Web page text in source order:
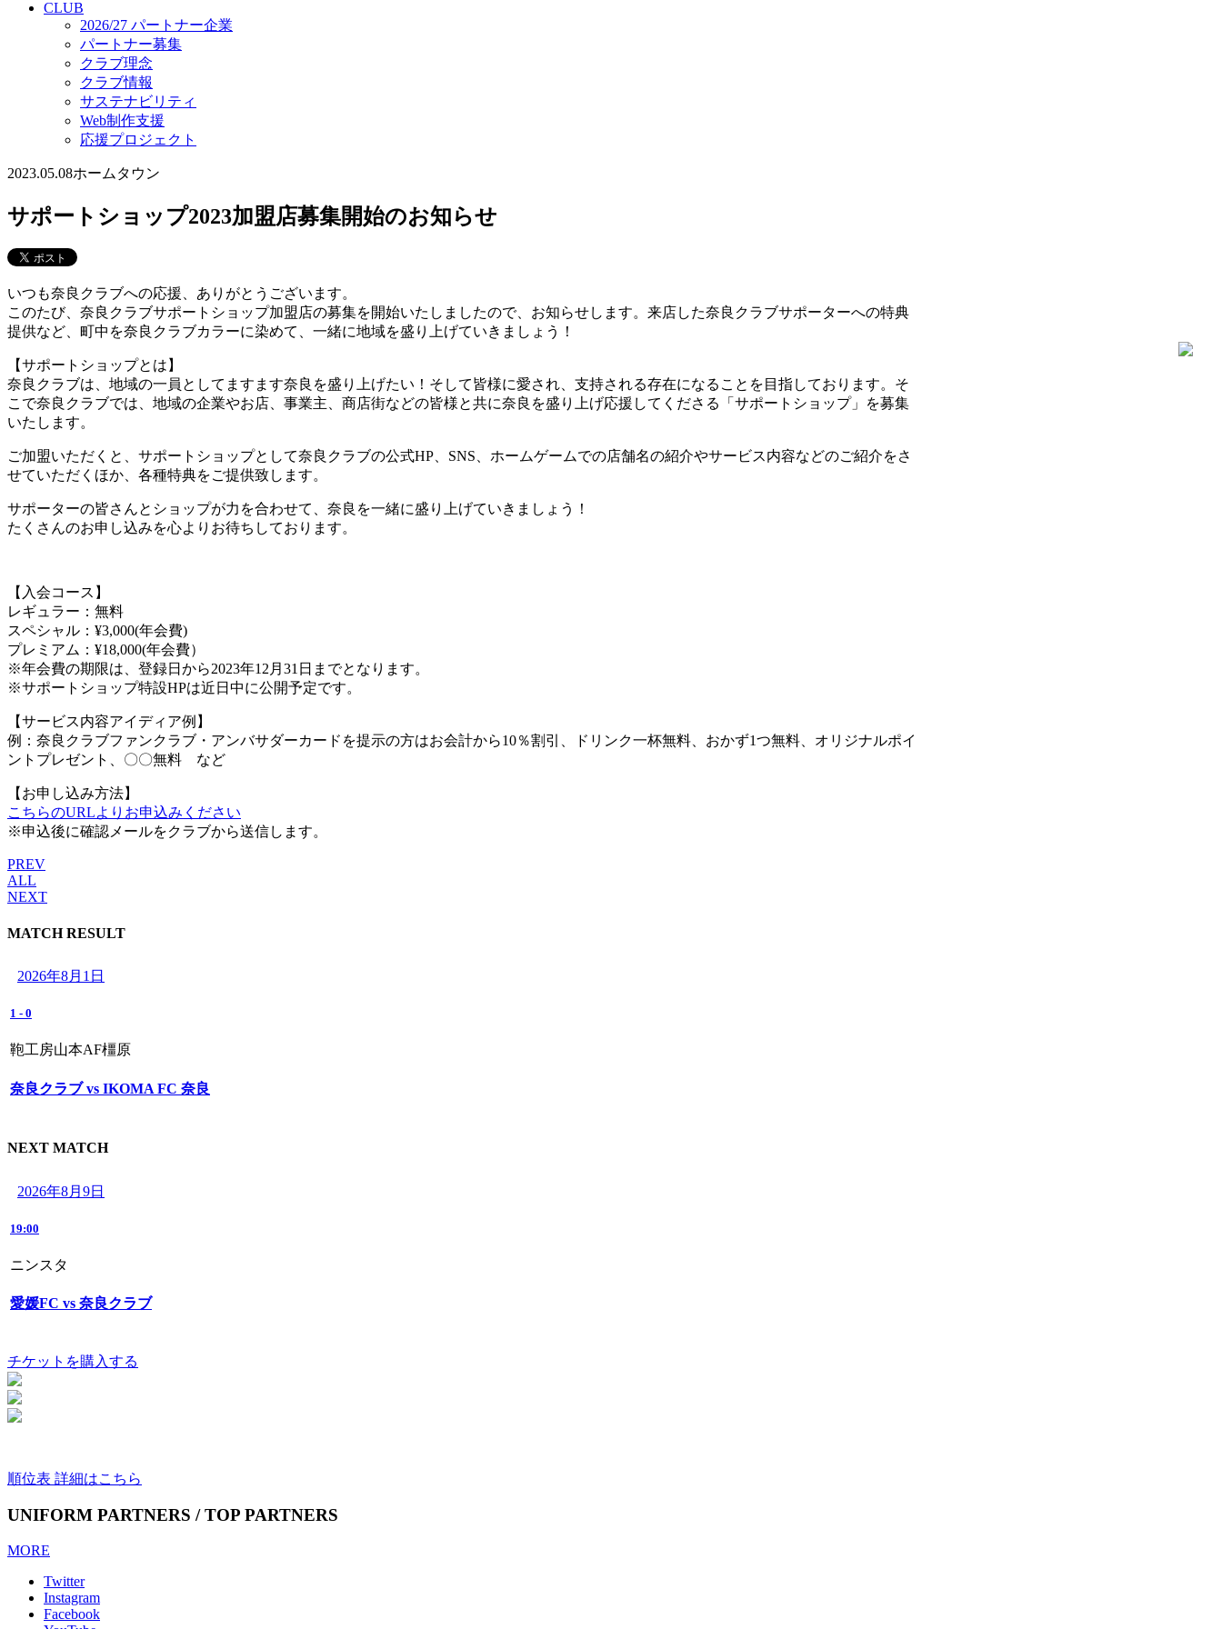
CLUB
2026/27 パートナー企業
パートナー募集
クラブ理念
クラブ情報
サステナビリティ
Web制作支援
応援プロジェクト
2023.05.08ホームタウン
サポートショップ2023加盟店募集開始のお知らせ
いつも奈良クラブへの応援、ありがとうございます。
このたび、奈良クラブサポートショップ加盟店の募集を開始いたしましたので、お知らせします。来店した奈良クラブサポーターへの特典
提供など、町中を奈良クラブカラーに染めて、一緒に地域を盛り上げていきましょう！
【サポートショップとは】
奈良クラブは、地域の一員としてますます奈良を盛り上げたい！そして皆様に愛され、支持される存在になることを目指しております。そ
こで奈良クラブでは、地域の企業やお店、事業主、商店街などの皆様と共に奈良を盛り上げ応援してくださる「サポートショップ」を募集
いたします。
ご加盟いただくと、サポートショップとして奈良クラブの公式HP、SNS、ホームゲームでの店舗名の紹介やサービス内容などのご紹介をさ
せていただくほか、各種特典をご提供致します。
サポーターの皆さんとショップが力を合わせて、奈良を一緒に盛り上げていきましょう！
たくさんのお申し込みを心よりお待ちしております。
【入会コース】
レギュラー：無料
スペシャル：¥3,000(年会費)
プレミアム：¥18,000(年会費）
※年会費の期限は、登録日から2023年12月31日までとなります。
※サポートショップ特設HPは近日中に公開予定です。
【サービス内容アイディア例】
例：奈良クラブファンクラブ・アンバサダーカードを提示の方はお会計から10％割引、ドリンク一杯無料、おかず1つ無料、オリジナルポイ
ントプレゼント、〇〇無料 など
【お申し込み方法】
こちらのURLよりお申込みください
※申込後に確認メールをクラブから送信します。
PREV
ALL
NEXT
MATCH RESULT
2026年8月1日
1 - 0
鞄工房山本AF橿原
奈良クラブ vs IKOMA FC 奈良
NEXT MATCH
2026年8月9日
19:00
ニンスタ
愛媛FC vs 奈良クラブ
チケットを購入する
順位表 詳細はこちら
UNIFORM PARTNERS / TOP PARTNERS
MORE
Twitter
Instagram
Facebook